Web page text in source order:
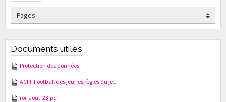
Documents utiles
Protection des données
ACFF Football des jeunes règles du jeu
roi-aout-23.pdf